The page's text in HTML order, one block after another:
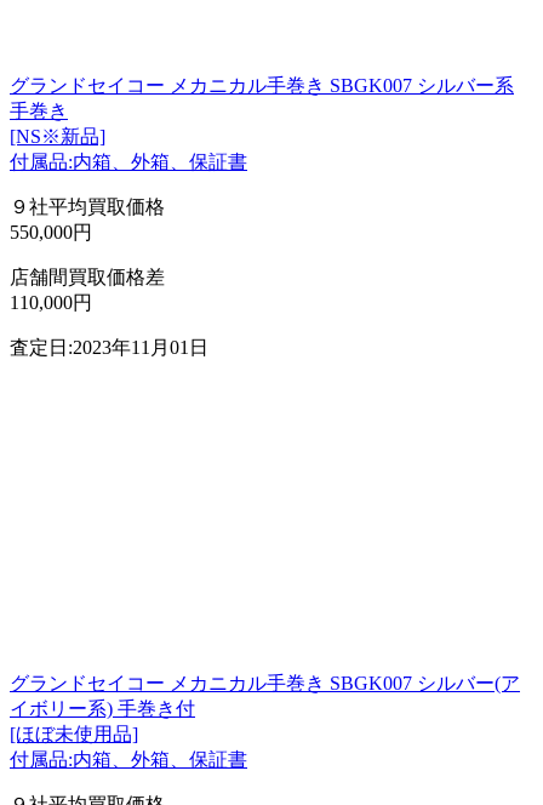
グランドセイコー メカニカル手巻き SBGK007 シルバー系
手巻き
[NS※新品]
付属品:内箱、外箱、保証書
９社平均買取価格
550,000円
店舗間買取価格差
110,000円
査定日:2023年11月01日
グランドセイコー メカニカル手巻き SBGK007 シルバー(ア
イボリー系) 手巻き付
[ほぼ未使用品]
付属品:内箱、外箱、保証書